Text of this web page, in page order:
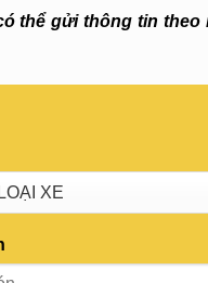
thể gửi thông tin